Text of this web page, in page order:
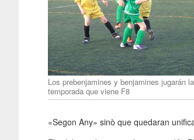
Los prebenjamines y benjamines jugarán la
temporada que viene F8
«Segon Any» sinò que quedaran